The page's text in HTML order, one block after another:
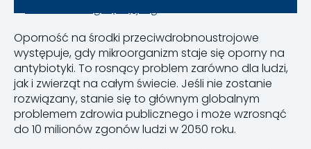
Oporność na środki przeciwdrobnoustrojowe
występuje, gdy mikroorganizm staje się oporny na
antybiotyki. To rosnący problem zarówno dla ludzi,
jak i zwierząt na całym świecie. Jeśli nie zostanie
rozwiązany, stanie się to głównym globalnym
problemem zdrowia publicznego i może wzrosnąć
do 10 milionów zgonów ludzi w 2050 roku.